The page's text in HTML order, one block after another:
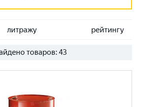
литражу рейтингу
товаров: 43